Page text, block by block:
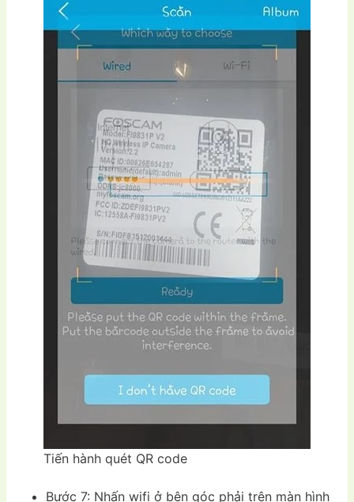
Tiến hành quét QR code
Bước 7: Nhấn wifi ở bên góc phải trên màn hình